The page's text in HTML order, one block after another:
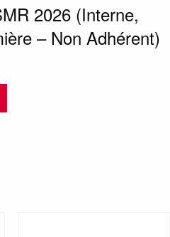
2026 (Interne,
– Non Adhérent)